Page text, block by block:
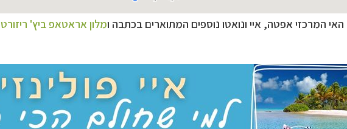
האי המרכזי אפטה, איי ונואטו נוספים המתוארים בכתבה ומלון אראטאפ ביץ' ריזורט
תכנוןטיולים לפולינזיה הצרפתיתלחצו לפרטים »
תכנון טיוליםלאוסטרליה וניו זילנדלחצו לפרטים »